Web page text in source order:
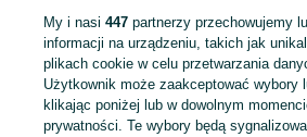
KATEGORIA
Mapa kategorii
My i nasi 447partnerzy przechowujemy
informacji na urządzeniu, takich jak
plikach cookie w celu przetwarzania
Użytkownik może zaakceptować wybory
klikając poniżej lub w dowolnym
prywatności. Te wybory będą